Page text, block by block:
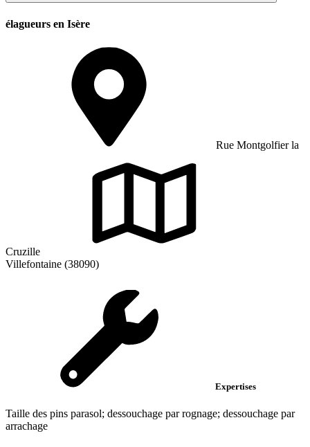
élagueurs en Isère
Rue Montgolfier la
Cruzille
Villefontaine (38090)
Expertises
Taille des pins parasol; dessouchage par rognage; dessouchage par
arrachage